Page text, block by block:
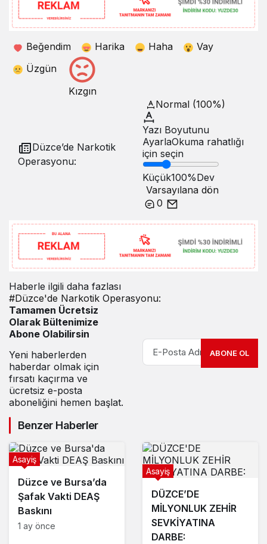
Beğendim Harika Haha
Vay
Üzgün
Kızgın
Düzce’de Narkotik
Operasyonu:
Normal (100%)
Yazı Boyutunu
AyarlaOkuma rahatlığı
için seçin
Küçük100%Dev
Varsayılana dön
0
Haberle ilgili daha fazlası
#Düzce'de Narkotik Operasyonu:
Tamamen Ücretsiz
Olarak Bültenimize
Abone Olabilirsin
Yeni haberlerden
haberdar olmak için
fırsatı kaçırma ve
ücretsiz e-posta
aboneliğini hemen başlat.
ABONE OL
Benzer Haberler
Düzce ve Bursa’da
Şafak Vakti DEAŞ
Baskını
Asayiş
1 ay önce
DÜZCE’DE
MİLYONLUK ZEHİR
SEVKİYATINA
DARBE:
Asayiş